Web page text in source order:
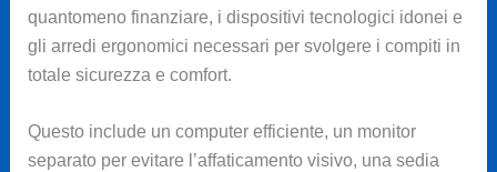
quantomeno finanziare, i dispositivi tecnologici idonei e
gli arredi ergonomici necessari per svolgere i compiti in
totale sicurezza e comfort.
Questo include un computer efficiente, un monitor
separato per evitare l’affaticamento visivo, una sedia